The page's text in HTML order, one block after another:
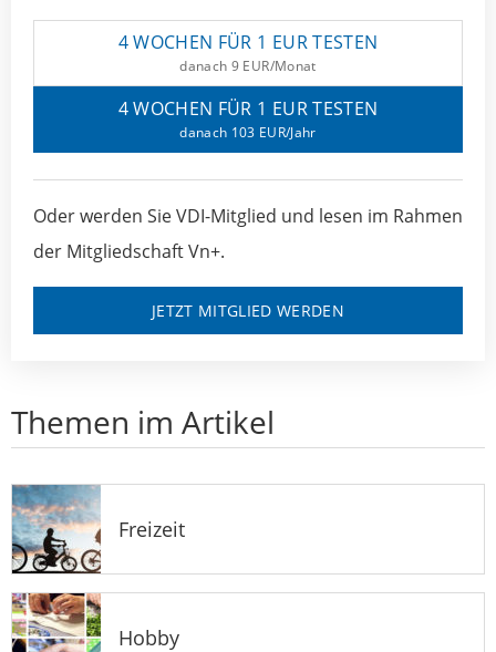
4 WOCHEN FÜR 1 EUR TESTEN
danach 9 EUR/Monat
4 WOCHEN FÜR 1 EUR TESTEN
danach 103 EUR/Jahr
Oder werden Sie VDI-Mitglied und lesen im Rahmen
der Mitgliedschaft Vn+.
JETZT MITGLIED WERDEN
Themen im Artikel
Freizeit
Hobby